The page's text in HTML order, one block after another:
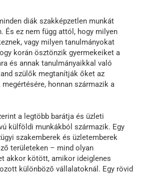
diák szakképzetlen munkát
És ez nem függ attól, hogy milyen
vagy milyen tanulmányokat
korán ösztönzik gyermekeiket a
és annak tanulmányaikkal való
szülők megtanítják őket az
honnan származik a
a legtöbb barátja és üzleti
külföldi munkákból származik. Egy
szakemberek és üzletemberek
területeken – mind olyan
akkor kötött, amikor ideiglenes
különböző vállalatoknál. Egy rövid